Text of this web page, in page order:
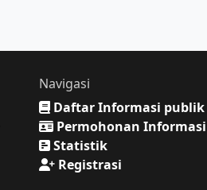
Navigasi
Daftar Informasi publik
Permohonan Informasi
Statistik
Registrasi